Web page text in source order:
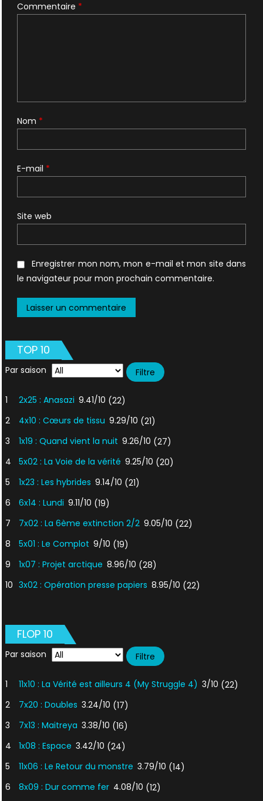
Commentaire *
Nom *
E-mail *
Site web
Enregistrer mon nom, mon e-mail et mon site dans
le navigateur pour mon prochain commentaire.
TOP 10
Par saison
1 2x25 : Anasazi 9.41/10 (22)
2
4x10 : Cœurs de tissu 9.29/10 (21)
3
1x19 : Quand vient la nuit 9.26/10 (27)
4
5x02 : La Voie de la vérité 9.25/10 (20)
5
1x23 : Les hybrides 9.14/10 (21)
6
6x14 : Lundi 9.11/10 (19)
7
7x02 : La 6ème extinction 2/2 9.05/10 (22)
8
5x01 : Le Complot 9/10 (19)
9
1x07 : Projet arctique 8.96/10 (28)
10 3x02 : Opération presse papiers 8.95/10 (22)
FLOP 10
Par saison
1 11x10 : La Vérité est ailleurs 4 (My Struggle 4) 3/10 (22)
2
7x20 : Doubles 3.24/10 (17)
3
7x13 : Maitreya 3.38/10 (16)
4
1x08 : Espace 3.42/10 (24)
5
11x06 : Le Retour du monstre 3.79/10 (14)
6
8x09 : Dur comme fer 4.08/10 (12)